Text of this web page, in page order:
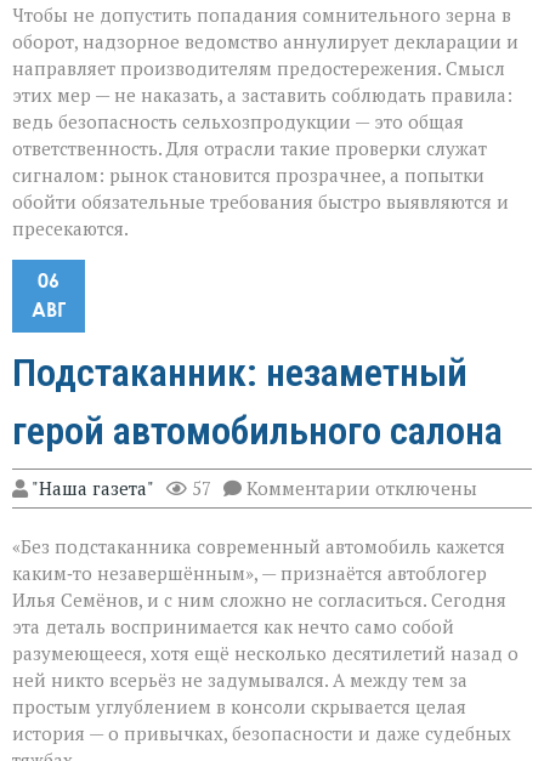
Чтобы не допустить попадания сомнительного зерна в
оборот, надзорное ведомство аннулирует декларации и
направляет производителям предостережения. Смысл
этих мер — не наказать, а заставить соблюдать правила:
ведь безопасность сельхозпродукции — это общая
ответственность. Для отрасли такие проверки служат
сигналом: рынок становится прозрачнее, а попытки
обойти обязательные требования быстро выявляются и
пресекаются.
06
АВГ
Подстаканник: незаметный
герой автомобильного салона
"Наша газета" 57 Комментарии к
записи
незаметный
герой
автомобильного
салона
отключены
«Без подстаканника современный автомобиль кажется
каким‑то незавершённым», — признаётся автоблогер
Илья Семёнов, и с ним сложно не согласиться. Сегодня
эта деталь воспринимается как нечто само собой
разумеющееся, хотя ещё несколько десятилетий назад о
ней никто всерьёз не задумывался. А между тем за
простым углублением в консоли скрывается целая
история — о привычках, безопасности и даже судебных